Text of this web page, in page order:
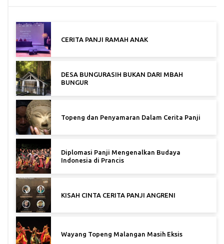
CERITA PANJI RAMAH ANAK
DESA BUNGURASIH BUKAN DARI MBAH
BUNGUR
Topeng dan Penyamaran Dalam Cerita Panji
Diplomasi Panji Mengenalkan Budaya
Indonesia di Prancis
KISAH CINTA CERITA PANJI ANGRENI
Wayang Topeng Malangan Masih Eksis